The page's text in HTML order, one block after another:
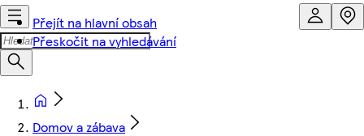
Přejít na hlavní obsah
Přeskočit na vyhledávání
Domov a zábava